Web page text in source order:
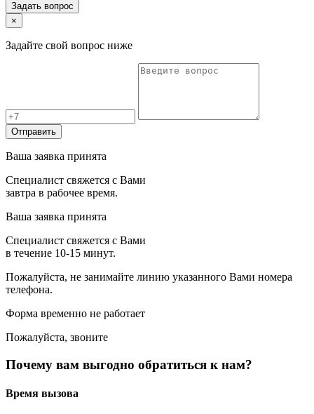
Задать вопрос
×
Задайте свой вопрос ниже
Отправить
Ваша заявка принята
Специалист свяжется с Вами
завтра в рабочее время.
Ваша заявка принята
Специалист свяжется с Вами
в течение 10-15 минут.
Пожалуйста, не занимайте линию указанного Вами номера
телефона.
Форма временно не работает
Пожалуйста, звоните
Почему вам выгодно обратиться к нам?
Время вызова